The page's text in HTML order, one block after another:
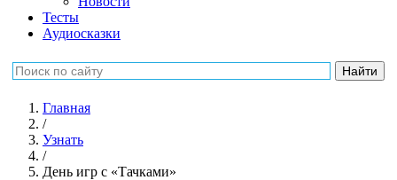
Тесты
Аудиосказки
Главная
/
Узнать
/
День игр с «Тачками»